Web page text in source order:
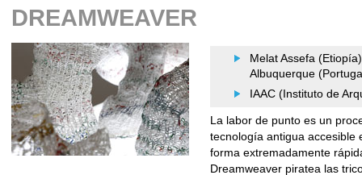
DREAMWEAVER
Melat Assefa
Albuquerque
IAAC (Instituto de
La labor de punto es un
tecnología antigua accesible
forma extremadamente
Dreamweaver piratea las